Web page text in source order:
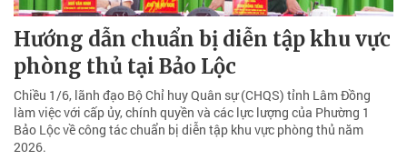
Hướng dẫn chuẩn bị diễn tập khu vực
phòng thủ tại Bảo Lộc
Chiều 1/6, lãnh đạo Bộ Chỉ huy Quân sự (CHQS) tỉnh Lâm Đồng
làm việc với cấp ủy, chính quyền và các lực lượng của Phường 1
Bảo Lộc về công tác chuẩn bị diễn tập khu vực phòng thủ năm
2026.